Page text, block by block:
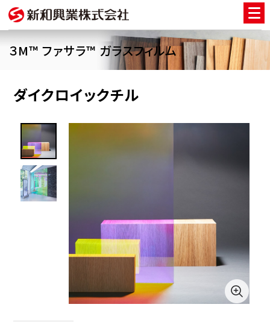
３M™ ファサラ™ ガラスフィルム
ダイクロイックチル